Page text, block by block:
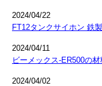
2024/04/22
FT12タンクサイホン 鉄
2024/04/11
ビーメックス-ER500の
2024/04/02